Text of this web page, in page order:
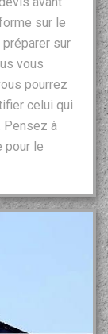
sur le
sur
vous
pourrez
celui qui
Pensez à
pour le